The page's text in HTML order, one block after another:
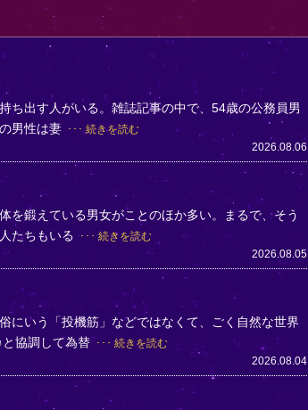
ち出す人がいる。雑誌記事の中で、54歳の公務員男
男性は妻
続きを読む
2026.08.06
を鍛えている男女がことのほか多い。まるで、そう
たちもいる
続きを読む
2026.08.05
にいう「投機筋」などではなくて、ごく自然な世界
と協調して為替
続きを読む
2026.08.04